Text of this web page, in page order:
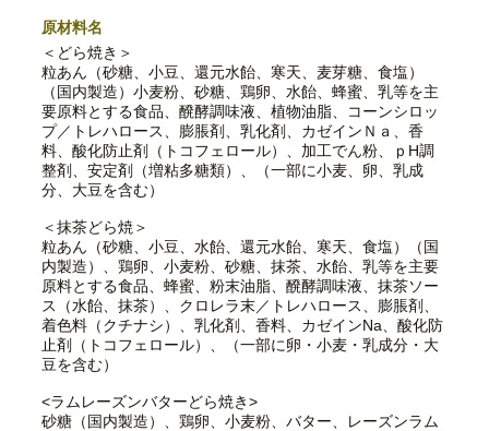
原材料名
＜どら焼き＞
粒あん（砂糖、小豆、還元水飴、寒天、麦芽糖、食塩）
（国内製造）小麦粉、砂糖、鶏卵、水飴、蜂蜜、乳等を主
要原料とする食品、醗酵調味液、植物油脂、コーンシロッ
プ／トレハロース、膨脹剤、乳化剤、カゼインＮａ、香
料、酸化防止剤（トコフェロール）、加工でん粉、ｐH調
整剤、安定剤（増粘多糖類）、（一部に小麦、卵、乳成
分、大豆を含む）
＜抹茶どら焼＞
粒あん（砂糖、小豆、水飴、還元水飴、寒天、食塩）（国
内製造）、鶏卵、小麦粉、砂糖、抹茶、水飴、乳等を主要
原料とする食品、蜂蜜、粉末油脂、醗酵調味液、抹茶ソー
ス（水飴、抹茶）、クロレラ末／トレハロース、膨脹剤、
着色料（クチナシ）、乳化剤、香料、カゼインNa、酸化防
止剤（トコフェロール）、（一部に卵・小麦・乳成分・大
豆を含む）
<ラムレーズンバターどら焼き>
砂糖（国内製造）、鶏卵、小麦粉、バター、レーズンラム